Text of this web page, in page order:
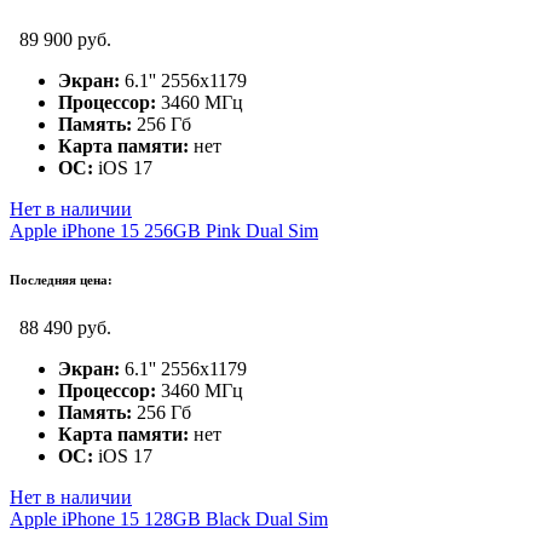
89 900 руб.
Экран: 6.1'' 2556x1179
Процессор: 3460 МГц
Память: 256 Гб
Карта памяти: нет
ОС: iOS 17
Нет в наличии
Apple iPhone 15 256GB Pink Dual Sim
Последняя цена:
88 490 руб.
Экран: 6.1'' 2556x1179
Процессор: 3460 МГц
Память: 256 Гб
Карта памяти: нет
ОС: iOS 17
Нет в наличии
Apple iPhone 15 128GB Black Dual Sim